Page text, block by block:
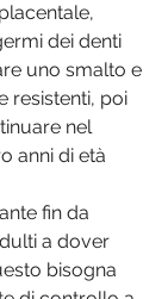
dei denti
uno smalto e
resistenti, poi
nel
anni di età
fin da
a dover
bisogna